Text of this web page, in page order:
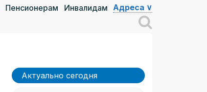
Пенсионерам Инвалидам Адреса ∨
Актуально сегодня